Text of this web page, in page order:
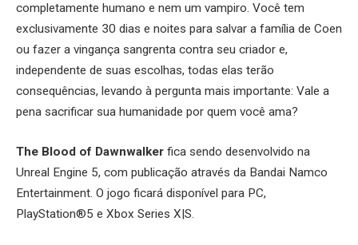
completamente humano e nem um vampiro. Você tem
exclusivamente 30 dias e noites para salvar a família de Coen
ou fazer a vingança sangrenta contra seu criador e,
independente de suas escolhas, todas elas terão
consequências, levando à pergunta mais importante: Vale a
pena sacrificar sua humanidade por quem você ama?
The Blood of Dawnwalker fica sendo desenvolvido na
Unreal Engine 5, com publicação através da Bandai Namco
Entertainment. O jogo ficará disponível para PC,
PlayStation®5 e Xbox Series X|S.